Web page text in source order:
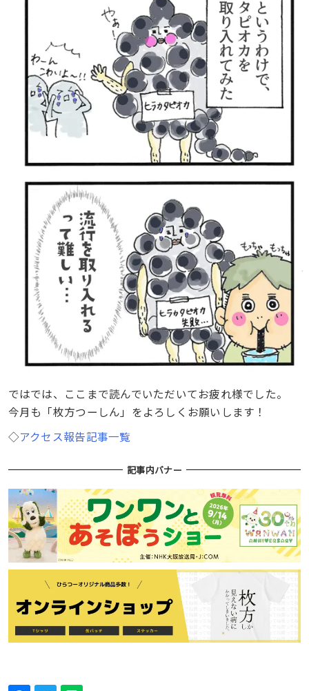
ではでは、ここまで読んでいただいてお疲れ様でした。
今月も「枚方つーしん」をよろしくお願いします！
◇アクセス報告記事一覧
記事内バナー